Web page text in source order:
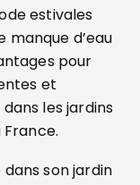
estivales
d’eau
pour
et
les jardins
son jardin